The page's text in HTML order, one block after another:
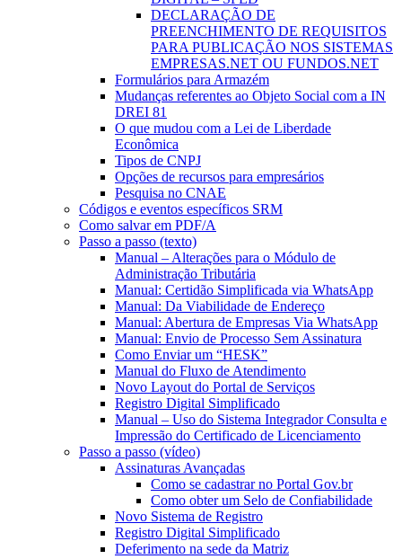
DECLARAÇÃO DE
PREENCHIMENTO DE REQUISITOS
PARA PUBLICAÇÃO NOS SISTEMAS
EMPRESAS.NET OU FUNDOS.NET
Formulários para Armazém
Mudanças referentes ao Objeto Social com a IN
DREI 81
O que mudou com a Lei de Liberdade
Econômica
Tipos de CNPJ
Opções de recursos para empresários
Pesquisa no CNAE
Códigos e eventos específicos SRM
Como salvar em PDF/A
Passo a passo (texto)
Manual – Alterações para o Módulo de
Administração Tributária
Manual: Certidão Simplificada via WhatsApp
Manual: Da Viabilidade de Endereço
Manual: Abertura de Empresas Via WhatsApp
Manual: Envio de Processo Sem Assinatura
Como Enviar um “HESK”
Manual do Fluxo de Atendimento
Novo Layout do Portal de Serviços
Registro Digital Simplificado
Manual – Uso do Sistema Integrador Consulta e
Impressão do Certificado de Licenciamento
Passo a passo (vídeo)
Assinaturas Avançadas
Como se cadastrar no Portal Gov.br
Como obter um Selo de Confiabilidade
Novo Sistema de Registro
Registro Digital Simplificado
Deferimento na sede da Matriz